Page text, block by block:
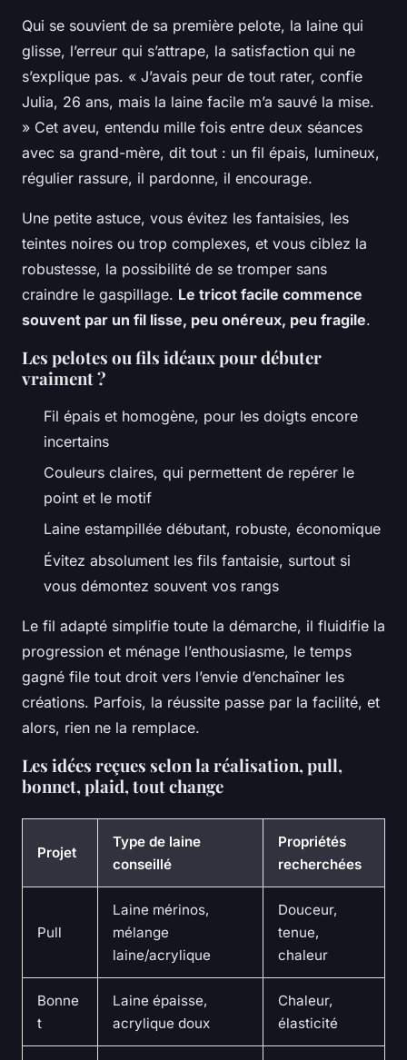
Qui se souvient de sa première pelote, la laine qui
glisse, l’erreur qui s’attrape, la satisfaction qui ne
s’explique pas. « J’avais peur de tout rater, confie
Julia, 26 ans, mais la laine facile m’a sauvé la mise.
» Cet aveu, entendu mille fois entre deux séances
avec sa grand-mère, dit tout : un fil épais, lumineux,
régulier rassure, il pardonne, il encourage.
Une petite astuce, vous évitez les fantaisies, les
teintes noires ou trop complexes, et vous ciblez la
robustesse, la possibilité de se tromper sans
craindre le gaspillage. Le tricot facile commence
souvent par un fil lisse, peu onéreux, peu fragile.
Les pelotes ou fils idéaux pour débuter
vraiment ?
Fil épais et homogène, pour les doigts encore
incertains
Couleurs claires, qui permettent de repérer le
point et le motif
Laine estampillée débutant, robuste, économique
Évitez absolument les fils fantaisie, surtout si
vous démontez souvent vos rangs
Le fil adapté simplifie toute la démarche, il fluidifie la
progression et ménage l’enthousiasme, le temps
gagné file tout droit vers l’envie d’enchaîner les
créations. Parfois, la réussite passe par la facilité, et
alors, rien ne la remplace.
Les idées reçues selon la réalisation, pull,
bonnet, plaid, tout change
Projet
Type de laine
conseillé
Propriétés
recherchées
Pull
Laine mérinos,
mélange
laine/acrylique
Douceur,
tenue,
chaleur
Bonne
t
Laine épaisse,
acrylique doux
Chaleur,
élasticité